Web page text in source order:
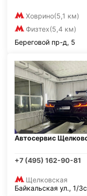
Ховрино(5,1 км)
Физтех(5,4 км)
Береговой пр-д, 5
Автосервис
+7 (495) 162-90-81
Щелковская
Байкальская ул., 1/